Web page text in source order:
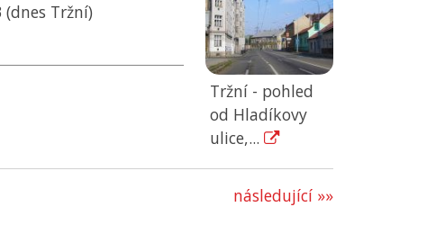
Tržní)
Tržní - pohled
od Hladíkovy
ulice,...
následující »»